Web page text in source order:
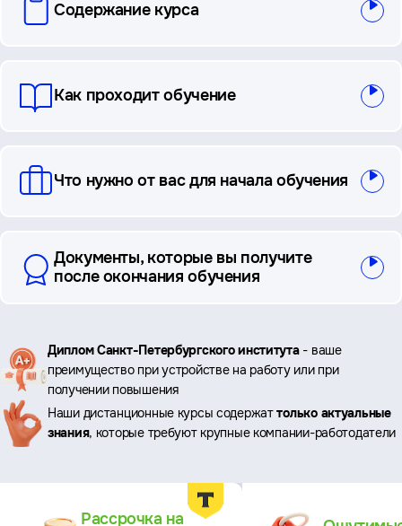
Содержание курса
Как проходит обучение
Что нужно от вас для начала обучения
Документы, которые вы получите
после окончания обучения
Ключевые
преимущества
Диплом Санкт-Петербургского института- ваше
преимущество при устройстве на работу или при
получении повышения
Наши дистанционные курсы содержаттолько актуальные
знания, которые требуют крупные компании-работодатели
Рассрочка на